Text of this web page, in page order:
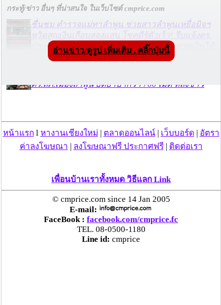
กระทู้/ข่าว อื่นๆ ที่น่าสนใจ ในเว็บไซต์ cmprice.com
ชื่นชม ตำรวจแม่ทาลำพูน ช่วยสาวลำพูนเหยื่อมิจฯ
หวิดสูญเงินเกือบสองแสน โชคดีรู้ตัวเร็ว! รีบแจ้งตร.
ประสาน สตช.สายด่วน 1441 อายัดบัญชี-ตามเงินได้
ตร.สภ.เมืองลำพูน ยึดยาบ้ากว่า 700 เม็ด หลังชาว
แม่สะเรียง ลุยตรวจ “สกุชชี่“ ของเล่นอันตราย พบไร้
มาตรฐานเสี่ยงอันตราย สั่งห้ามขาย-เตือนภัยผู้
“ลาว” ส่ง “24 คนไทย” กลับประเทศผ่านด่าน
เชียงของ เพื่อดำเนินการตามกฎหมาย พบส่วนใหญ่มี
เอี่ยวแก๊งคอลเซ็นเตอร์
“ตรีนุช” เปิดตัวระบบ “e-WorkPermit” ลงทะเบียน
แรงงานต่างด้าวออนไลน์ ให้บริการ 24 ชั่วโมงทั่ว
อ่านข่าว/ดูรูป เพิ่มเติม . คลิ๊กปุ่มนี้
หน้าแรก l หางานเชียงใหม่ ตลาดออนไลน์| เว็บบอร์ด
อัตรา
ค่าลงโฆษณา
ลงโฆษณาฟรี ประกาศฟรี| ติดต่อเรา
เพื่อนบ้านเราทั้งหมด วิธีแลก Link
© cmprice.com since 14 Jan 2005
E-mail:
FaceBook : facebook.com/cmprice.fc
TEL. 08-0500-1180
Line id: cmprice